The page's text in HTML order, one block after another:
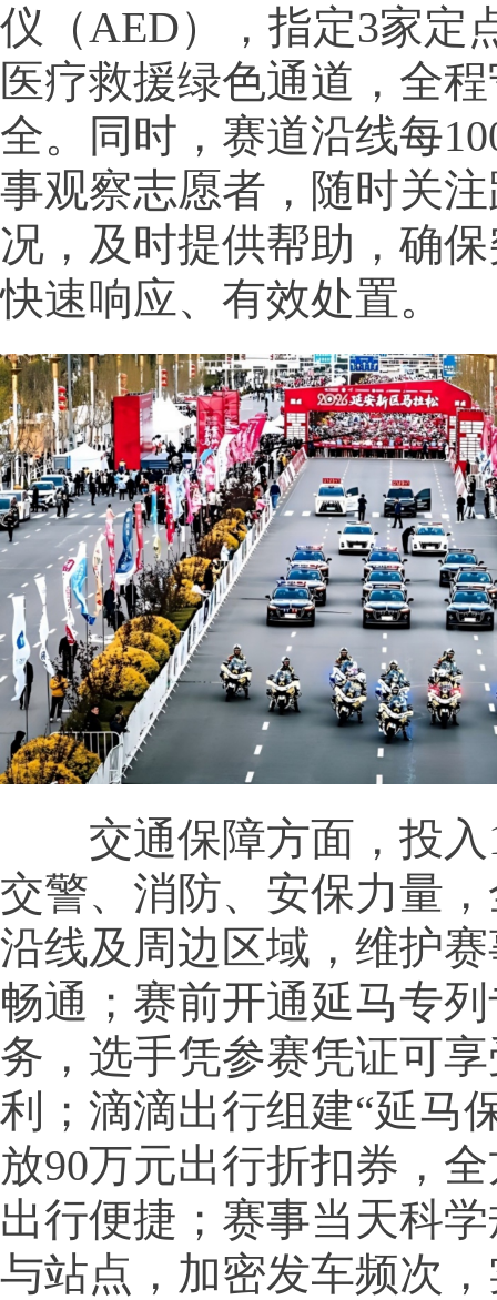
仪（AED），指定3家定
医疗救援绿色通道，全
全。同时，赛道沿线每
事观察志愿者，随时关
况，及时提供帮助，确
快速响应、有效处置。
交通保障方面，投入
交警、消防、安保力量
沿线及周边区域，维护
畅通；赛前开通延马专
务，选手凭参赛凭证可
利；滴滴出行组建“延马
放90万元出行折扣券，
出行便捷；赛事当天科
与站点，加密发车频次